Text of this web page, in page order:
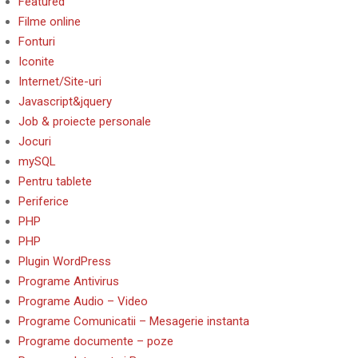
Filme online
Fonturi
Iconite
Internet/Site-uri
Javascript&jquery
Job & proiecte personale
Jocuri
mySQL
Pentru tablete
Periferice
PHP
PHP
Plugin WordPress
Programe Antivirus
Programe Audio – Video
Programe Comunicatii – Mesagerie instanta
Programe documente – poze